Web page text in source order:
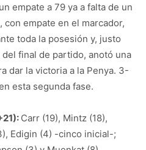
empate a 79 ya a falta de un
con empate en el marcador,
toda la posesión y, justo
final de partido, anotó una
dar la victoria a la Penya. 3-
esta segunda fase.
Carr (19), Mintz (18),
Edigin (4) -cinco inicial-;